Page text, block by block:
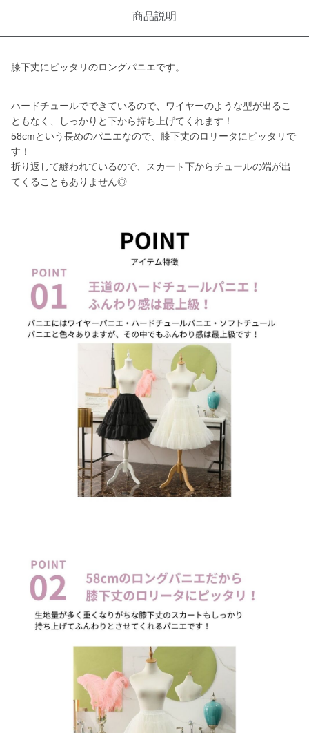
商品説明
膝下丈にピッタリのロングパニエです。
ハードチュールでできているので、ワイヤーのような型が出るこ
ともなく、しっかりと下から持ち上げてくれます！
58cmという長めのパニエなので、膝下丈のロリータにピッタリで
す！
折り返して縫われているので、スカート下からチュールの端が出
てくることもありません◎